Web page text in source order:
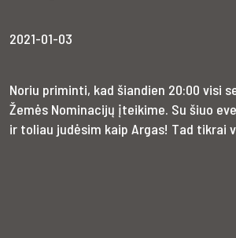
2021-01-03
Noriu priminti, kad šiandien 20:00 visi
Žemės Nominacijų įteikime. Su šiuo
ir toliau judėsim kaip Argas! Tad tikrai